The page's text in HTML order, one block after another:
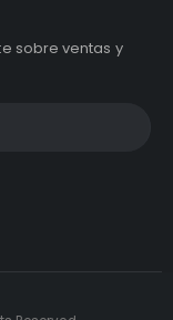
sobre ventas y